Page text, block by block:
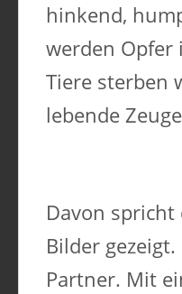
hinkend,
werden Opfer
Tiere sterben
lebende
Davon
Bilder
Partner. Mit